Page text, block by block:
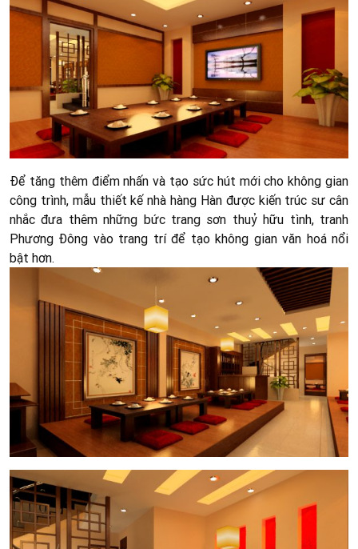
Để tăng thêm điểm nhấn và tạo sức hút mới cho không gian
công trình, mẫu thiết kế nhà hàng Hàn được kiến trúc sư cân
nhắc đưa thêm những bức trang sơn thuỷ hữu tình, tranh
Phương Đông vào trang trí để tạo không gian văn hoá nổi
bật hơn.